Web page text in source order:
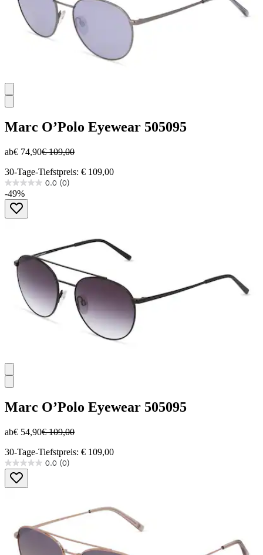
Marc O’Polo Eyewear 505095
ab€ 74,90€ 109,00
30-Tage-Tiefstpreis: € 109,00
0.0 (0)
0.0
von
Sternen.
-49%
Marc O’Polo Eyewear 505095
ab€ 54,90€ 109,00
30-Tage-Tiefstpreis: € 109,00
0.0 (0)
0.0
von
5